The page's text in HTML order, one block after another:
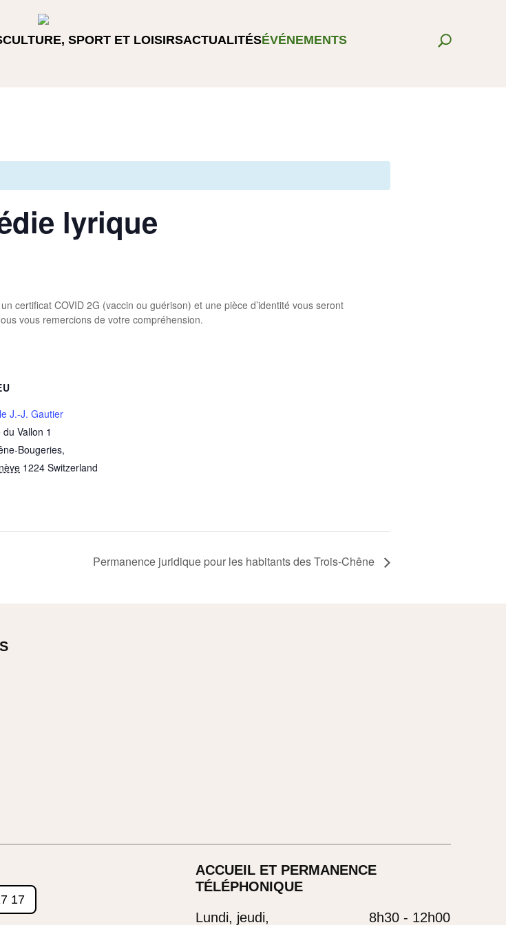
CULTURE, SPORT ET LOISIRSACTUALITÉSÉVÉNEMENTS
lyrique
certificat COVID 2G (vaccin ou guérison) et une pièce d’identité vous seront
vous remercions de votre compréhension.
J.-J. Gautier
du Vallon 1
Bougeries,
1224 Switzerland
Permanence juridique pour les habitants des Trois-Chêne
17
ACCUEIL ET PERMANENCE
TÉLÉPHONIQUE
Lundi, jeudi, 8h30 - 12h00